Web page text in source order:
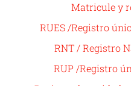
Matricule y
RUES /Registro
RNT / Registro
RUP /Registro